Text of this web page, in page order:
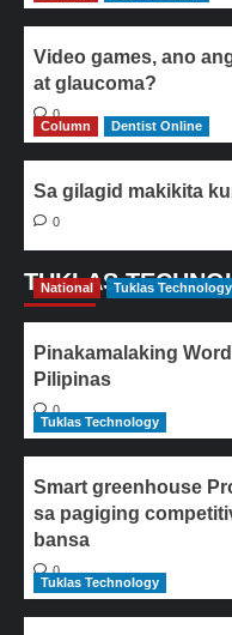
Video games, ano
at glaucoma?
0
Column
Dentist Online
Sa gilagid makikita
0
TUKLAS
National Tuklas Technology
Pinakamalaking
Pilipinas
0
Tuklas Technology
Smart greenhouse
sa pagiging
bansa
0
Tuklas Technology